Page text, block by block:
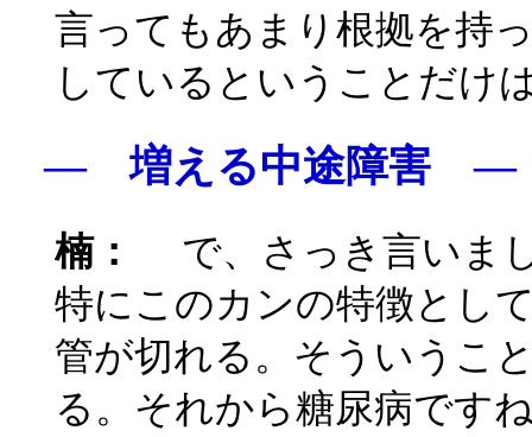
言ってもあまり根拠を持
しているということだけ
― 増える中途障害 ―
楠：
で、さっき言いま
特にこのカンの特徴とし
管が切れる。そういうこ
る。それから糖尿病です